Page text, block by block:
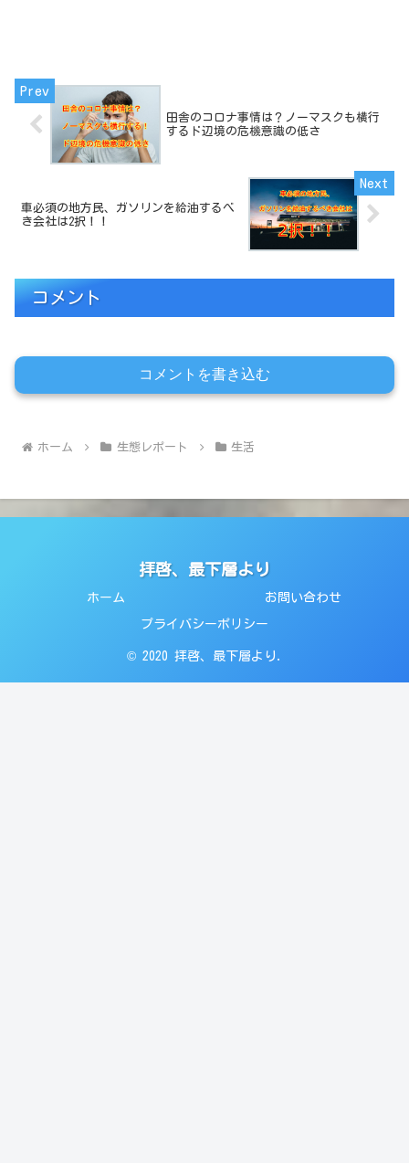
田舎のコロナ事情は？ノーマスクも横行
するド辺境の危機意識の低さ
車必須の地方民、ガソリンを給油するべ
き会社は2択！！
コメント
コメントを書き込む
ホーム 生態レポート 生活
拝啓、最下層より
ホーム お問い合わせ
プライバシーポリシー
© 2020 拝啓、最下層より.